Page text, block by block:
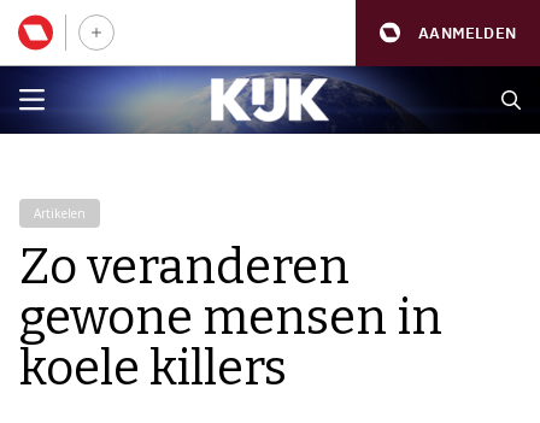
AANMELDEN
Artikelen
Zo veranderen
gewone mensen in
koele killers